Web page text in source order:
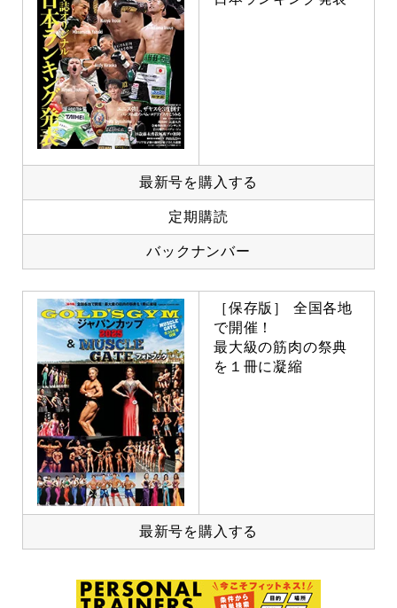
最新号を購入する
定期購読
バックナンバー
［保存版］ 全国各地
で開催！
最大級の筋肉の祭典
を１冊に凝縮
最新号を購入する